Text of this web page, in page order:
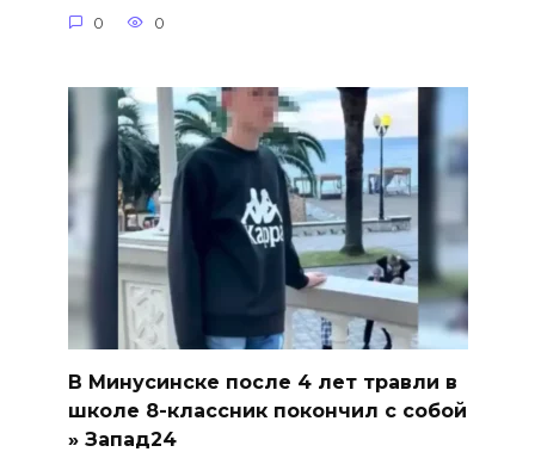
0 0
В Минусинске после 4 лет травли в
школе 8-классник покончил с собой
» Запад24